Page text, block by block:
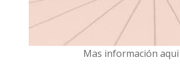
Mas información aqui